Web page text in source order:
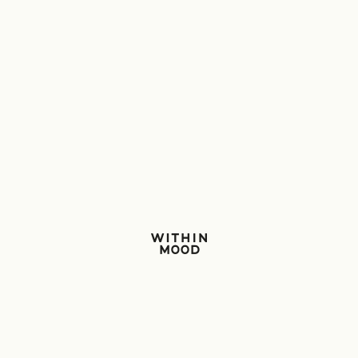
Within Mood